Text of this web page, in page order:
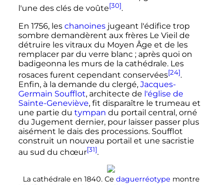
l'une des clés de voûte[30].
En 1756, les chanoinesjugeant l'édifice trop
sombre demandèrent aux frères Le Vieil de
détruire les vitraux du Moyen Âge et de les
remplacer par du verre blanc ; après quoi on
badigeonna les murs de la cathédrale. Les
rosaces furent cependant conservées[24].
Enfin, à la demande du clergé, Jacques-
Germain Soufflot, architecte de l'église de
Sainte-Geneviève, fit disparaître le trumeau et
une partie du tympan du portail central, orné
du Jugement dernier, pour laisser passer plus
aisément le dais des processions. Soufflot
construit un nouveau portail et une sacristie
au sud du chœur[31].
La cathédrale en 1840. Ce daguerréotype montre